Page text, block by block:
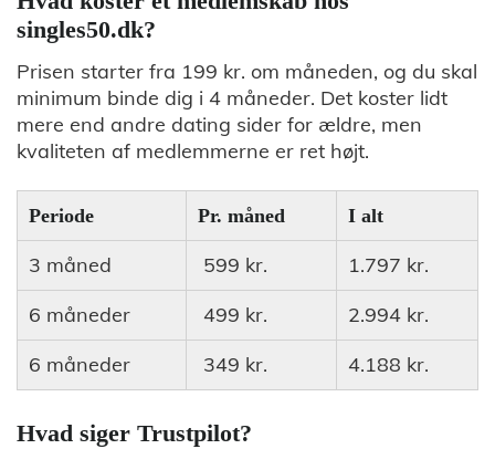
singles50.dk?
Prisen starter fra 199 kr. om måneden, og du skal
minimum binde dig i 4 måneder. Det koster lidt
mere end andre dating sider for ældre, men
kvaliteten af medlemmerne er ret højt.
Periode Pr. måned I alt
3 måned 599 kr.
1.797 kr.
6 måneder
499 kr.
2.994 kr.
6 måneder
349 kr. 4.188 kr.
Hvad siger Trustpilot?